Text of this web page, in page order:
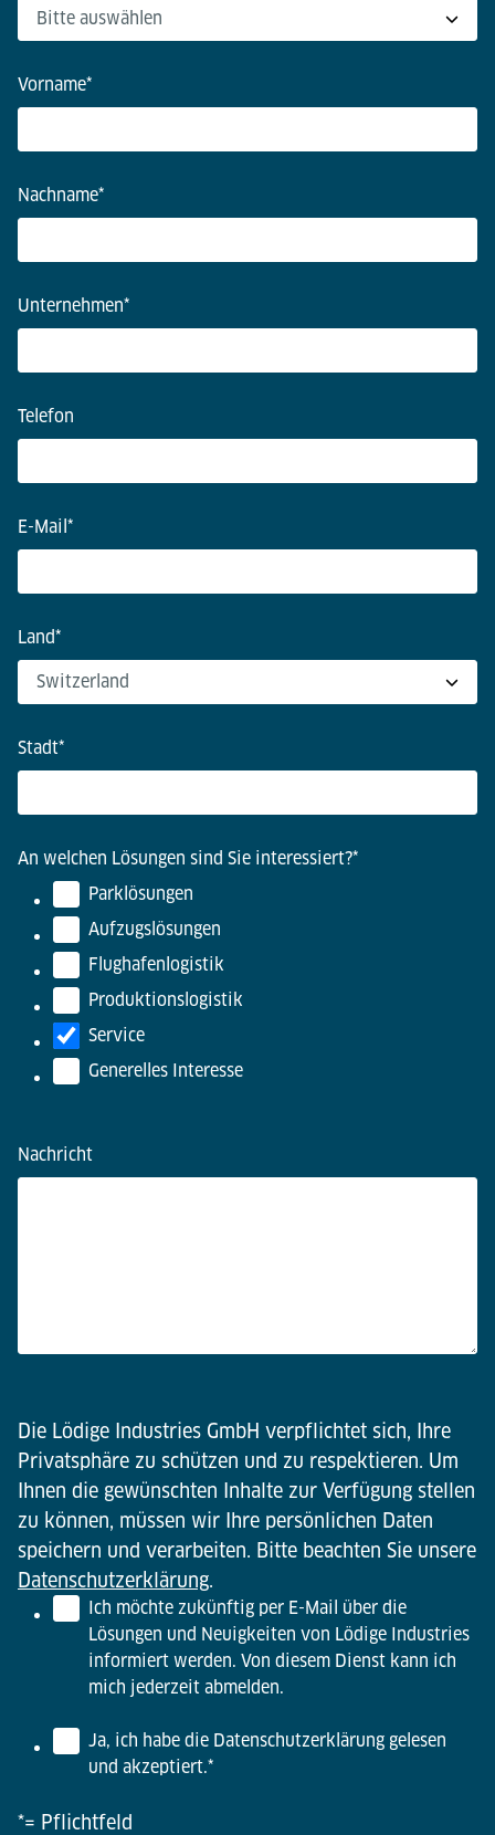
Vorname*
Nachname*
Unternehmen*
Telefon
E-Mail *
Land*
Stadt*
An welchen Lösungen sind Sie interessiert?*
Parklösungen
Aufzugslösungen
Flughafenlogistik
Produktionslogistik
Service
Generelles Interesse
Nachricht
Die Lödige Industries GmbH verpflichtet sich, Ihre
Privatsphäre zu schützen und zu respektieren. Um
Ihnen die gewünschten Inhalte zur Verfügung stellen
zu können, müssen wir Ihre persönlichen Daten
speichern und verarbeiten. Bitte beachten Sie unsere
Datenschutzerklärung.
Ich möchte zukünftig per E-Mail über die
Lösungen und Neuigkeiten von Lödige Industries
informiert werden. Von diesem Dienst kann ich
mich jederzeit abmelden.
Ja, ich habe die Datenschutzerklärung gelesen
und akzeptiert.*
*= Pflichtfeld